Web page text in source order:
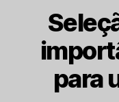
para